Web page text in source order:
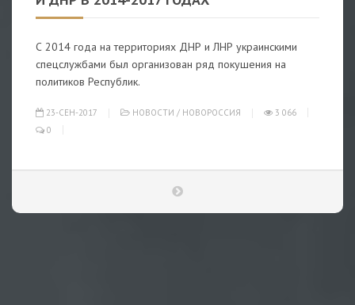
С 2014 года на территориях ДНР и ЛНР украинскими
спецслужбами был организован ряд покушения на
политиков Республик.
23-СЕН-2017 НОВОСТИ / НОВОРОССИЯ
3 066
0